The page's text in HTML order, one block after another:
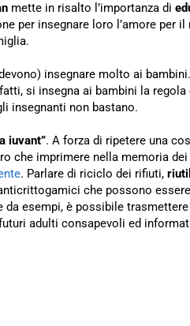
mette in risalto l’importanza di
per insegnare loro l’amore per
insegnare molto ai
si insegna ai bambini la regola
insegnanti non bastano.
iuvant”. A forza di ripetere una
che imprimere nella memoria
. Parlare di riciclo dei rifiuti,
che possono
esempi, è possibile
adulti consapevoli ed